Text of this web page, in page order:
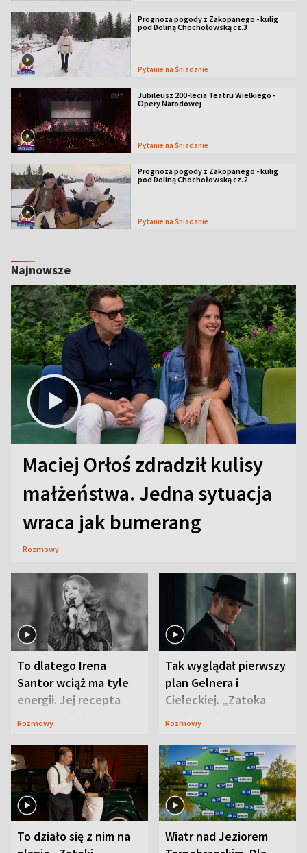
Prognoza pogody z Zakopanego - kulig
pod Doliną Chochołowską cz.3
Pytanie na Śniadanie
Jubileusz 200-lecia Teatru Wielkiego -
Opery Narodowej
Pytanie na Śniadanie
Prognoza pogody z Zakopanego - kulig
pod Doliną Chochołowską cz.2
Pytanie na Śniadanie
Najnowsze
Maciej Orłoś zdradził kulisy
małżeństwa. Jedna sytuacja
wraca jak bumerang
Rozmowy
To dlatego Irena
Santor wciąż ma tyle
energii. Jej recepta
jest zaskakująco
Rozmowy
Tak wyglądał pierwszy
plan Gelnera i
Cieleckiej. „Zatoka
szpiegów” od razu ich
Rozmowy
To działo się z nim na
Wiatr nad Jeziorem